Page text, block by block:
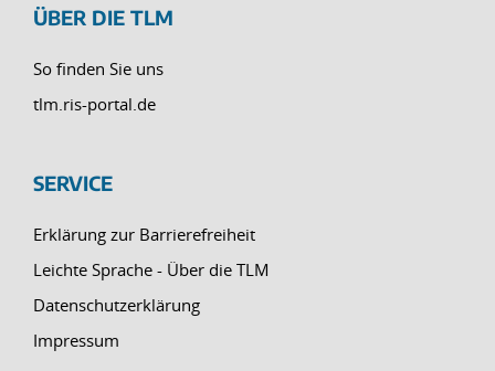
ÜBER DIE TLM
So finden Sie uns
tlm.ris-portal.de
SERVICE
Erklärung zur Barrierefreiheit
Leichte Sprache - Über die TLM
Datenschutzerklärung
Impressum